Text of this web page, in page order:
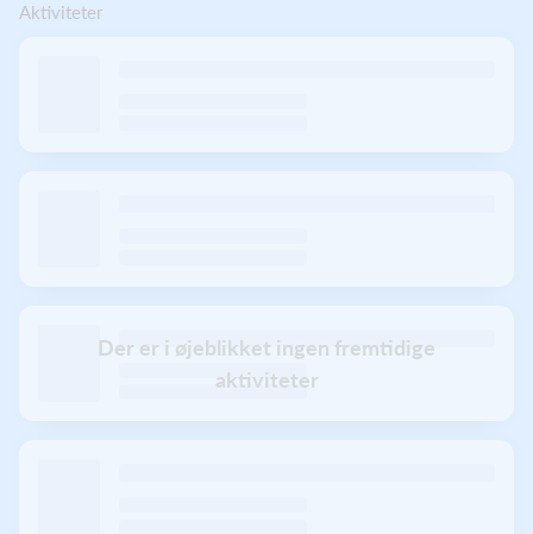
Aktiviteter
Der er i øjeblikket ingen fremtidige
aktiviteter